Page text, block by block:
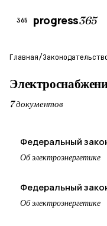
365 progress365
Главная/
7 документов
Федеральный
Об электроэнергетике
Федеральный
Об электроэнергетике